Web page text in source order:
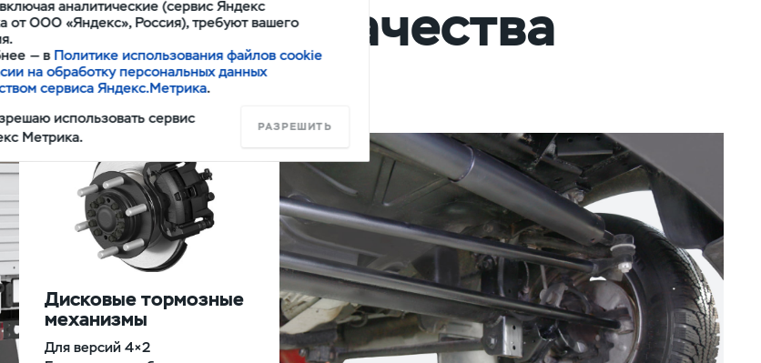
ходовые качества
Дисковые тормозные
механизмы
Для версий 4×2
аналитические (сервис Яндекс
от ООО «Яндекс», Россия), требуют вашего
— в Политике использования файлов cookie
на обработку персональных данных
сервиса Яндекс.Метрика.
использовать сервис
Метрика.
РАЗРЕШИТЬ